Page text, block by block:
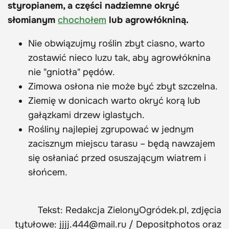
styropianem, a części nadziemne okryć
słomianym chochołem lub agrowłókniną.
Nie obwiązujmy roślin zbyt ciasno, warto
zostawić nieco luzu tak, aby agrowłóknina
nie "gniotła" pędów.
Zimowa osłona nie może być zbyt szczelna.
Ziemię w donicach warto okryć korą lub
gałązkami drzew iglastych.
Rośliny najlepiej zgrupować w jednym
zacisznym miejscu tarasu – będą nawzajem
się osłaniać przed osuszającym wiatrem i
słońcem.
Tekst: Redakcja ZielonyOgródek.pl, zdjęcia
tytułowe: jjjj.444@mail.ru / Depositphotos oraz